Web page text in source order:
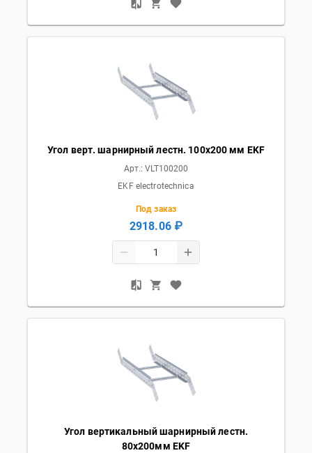
Угол верт. шарнирный лестн. 100x200 мм EKF
Арт.:VLT100200
EKF electrotechnica
Под заказ
2918.06 ₽
Угол вертикальный шарнирный лестн.
80x200мм EKF